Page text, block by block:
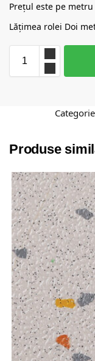
Prețul este pe
Lățimea rolei Doi
Produse